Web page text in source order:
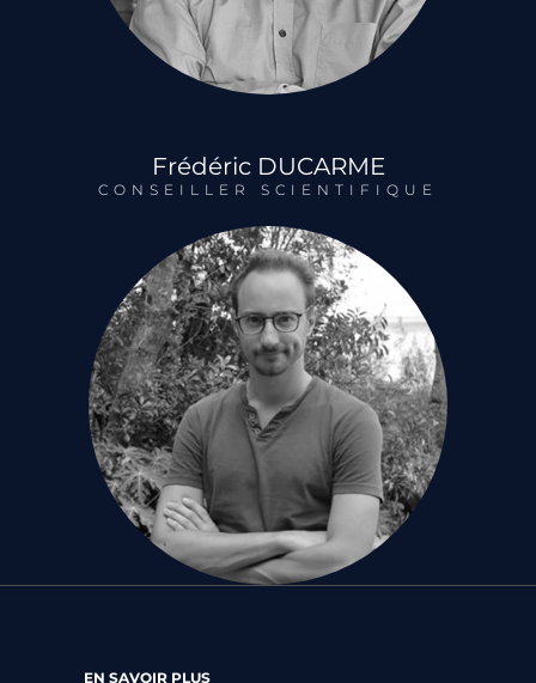
Frédéric DUCARME
CONSEILLER SCIENTIFIQUE
EN SAVOIR PLUS